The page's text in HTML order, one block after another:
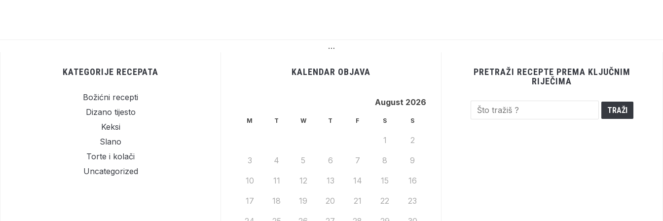
…
KATEGORIJE RECEPATA
Božićni recepti
Dizano tijesto
Keksi
Slano
Torte i kolači
Uncategorized
KALENDAR OBJAVA
August 2026
M T W T F S S
1 2
3 4 5 6 7 8 9
10 11 12 13 14 15 16
17 18 19 20 21 22 23
PRETRAŽI RECEPTE PREMA KLJUČNIM
RIJEČIMA